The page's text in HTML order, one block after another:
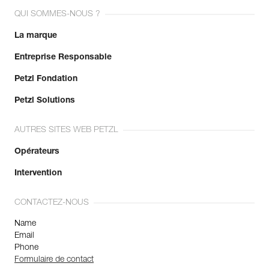
QUI SOMMES-NOUS ?
La marque
Entreprise Responsable
Petzl Fondation
Petzl Solutions
AUTRES SITES WEB PETZL
Opérateurs
Intervention
CONTACTEZ-NOUS
Name
Email
Phone
Formulaire de contact